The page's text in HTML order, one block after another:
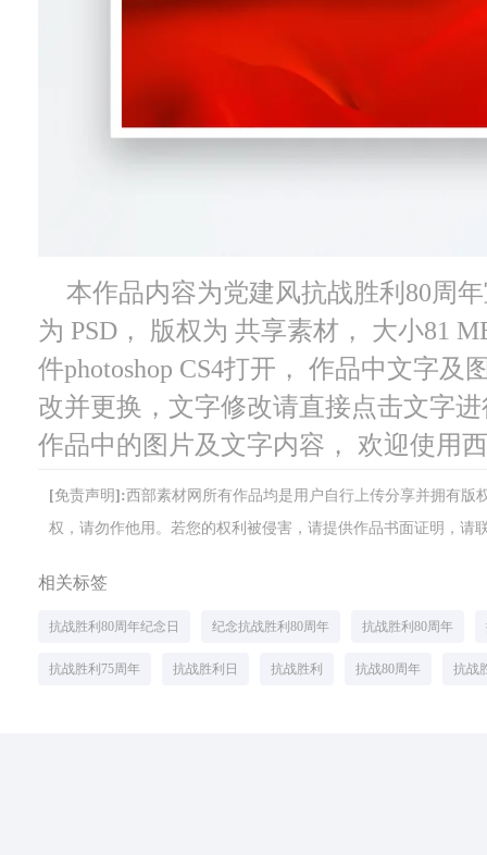
本作品内容为党建风抗战胜利80周
为 PSD， 版权为 共享素材， 大小81
件photoshop CS4打开， 作品中文字
改并更换，文字修改请直接点击文字
作品中的图片及文字内容， 欢迎使用
[免责声明]:西部素材网所有作品均是用户自行上传分享并拥有版
权，请勿作他用。若您的权利被侵害，请提供作品书面证明，请
相关标签
抗战胜利80周年纪念日 纪念抗战胜利80周年 抗战胜利80周年
抗战胜利75周年 抗战胜利日 抗战胜利 抗战80周年 抗战